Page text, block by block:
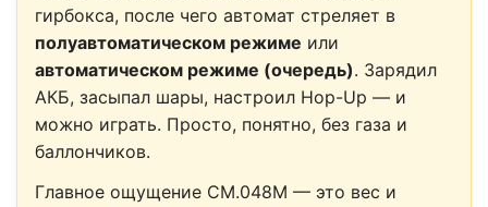
гирбокса, после чего автомат стреляет в
полуавтоматическом режиме или
автоматическом режиме (очередь). Зарядил
АКБ, засыпал шары, настроил Hop-Up — и
можно играть. Просто, понятно, без газа и
баллончиков.
Главное ощущение CM.048M — это вес и